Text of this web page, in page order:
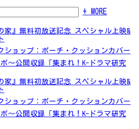
+ MORE
家』無料初放送記念 スペシャル上映&
ショップ：ポーチ・クッションカバー
～公開収録「集まれ！K-ドラマ研究
家』無料初放送記念 スペシャル上映&
ショップ：ポーチ・クッションカバー
～公開収録「集まれ！K-ドラマ研究